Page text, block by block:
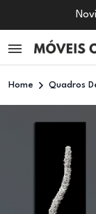
Home Quadros